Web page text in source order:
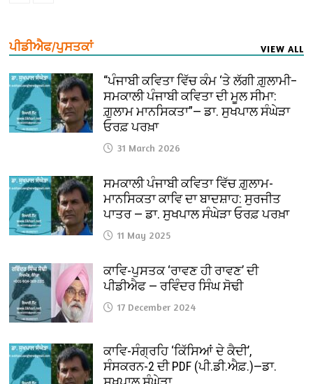
ਪੀਡੀਐਫ/ਪੁਸਤਕਾਂ VIEW ALL
“ਪੰਜਾਬੀ ਕਵਿਤਾ ਵਿੱਚ ਕੰਮ ‘ਤੇ ਲੱਗੀ ਗ਼ੁਲਾਮੀ–
ਸਮਕਾਲੀ ਪੰਜਾਬੀ ਕਵਿਤਾ ਦੀ ਮੂਲ ਸੀਮਾ:
ਗ਼ੁਲਾਮ ਮਾਨਸਿਕਤਾ”— ਡਾ. ਸੁਖਪਾਲ ਸੰਘੇੜਾ
ਓਰਫ਼ ਪਰਖ਼ਾ
31 March 2026
ਸਮਕਾਲੀ ਪੰਜਾਬੀ ਕਵਿਤਾ ਵਿੱਚ ਗ਼ੁਲਾਮ-
ਮਾਨਸਿਕਤਾ ਕਾਵਿ ਦਾ ਬਾਦਸ਼ਾਹ: ਸੁਰਜੀਤ
ਪਾਤਰ — ਡਾ. ਸੁਖਪਾਲ ਸੰਘੇੜਾ ਓਰਫ਼ ਪਰਖ਼ਾ
11 May 2025
ਕਾਵਿ-ਪੁਸਤਕ ‘ਰਾਵਣ ਹੀ ਰਾਵਣ’ ਦੀ
ਪੀਡੀਐਫ — ਰਵਿੰਦਰ ਸਿੰਘ ਸੋਢੀ
17 December 2024
ਕਾਵਿ-ਸੰਗ੍ਰਹਿ ‘ਕਿੱਸਿਆਂ ਦੇ ਕੈਦੀ’,
ਸੰਸਕਰਨ-2 ਦੀ PDF (ਪੀ.ਡੀ.ਐਫ਼.)—ਡਾ.